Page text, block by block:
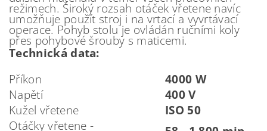
režimech. Široký rozsah otáček vřetene navíc
umožňuje použít stroj i na vrtací a vyvrtávací
operace. Pohyb stolu je ovládán ručními koly
přes pohybové šrouby s maticemi.
Technická data:
Příkon
4000 W
Napětí
400 V
Kužel vřetene
ISO 50
Otáčky vřetene -